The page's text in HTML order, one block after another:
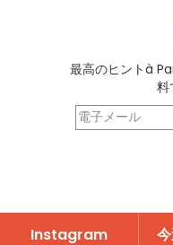
最高のヒントà
料
Instagram